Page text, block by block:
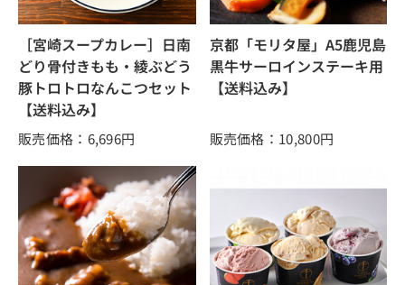
［宮崎スープカレー］日南
どり骨付きもも・綾ぶどう
豚トロトロなんこつセット
【送料込み】
販売価格：6,696円
京都「モリタ屋」A5鹿児島
黒牛サーロインステーキ用
【送料込み】
販売価格：10,800円